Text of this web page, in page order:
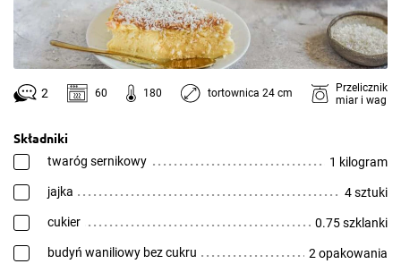
2 60 180 tortownica 24 cm
Przelicznik
miar i wag
Składniki
twaróg sernikowy 1 kilogram
jajka 4 sztuki
cukier 0.75 szklanki
budyń waniliowy bez cukru 2 opakowania